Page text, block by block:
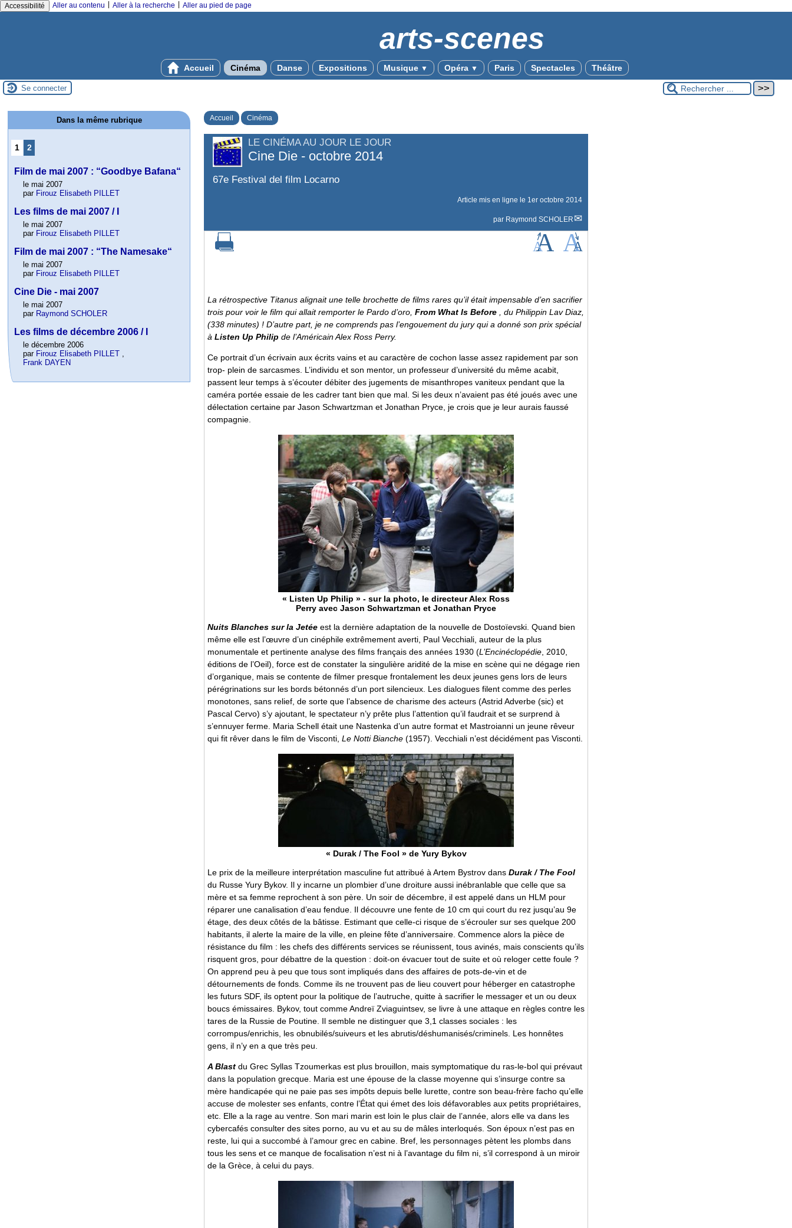
Accessibilité Aller au contenu Aller à la recherche Aller au pied de page
arts-scenes
Accueil Cinéma Danse Expositions Musique ▼ Opéra ▼ Paris Spectacles Théâtre
Se connecter
Accueil Cinéma
LE CINÉMA AU JOUR LE JOUR
Cine Die - octobre 2014
67e Festival del film Locarno
Article mis en ligne le 1er octobre 2014
par Raymond SCHOLER
La rétrospective Titanus alignait une telle brochette de films rares qu’il était impensable d’en sacrifier
trois pour voir le film qui allait remporter le Pardo d’oro, From What Is Before
, du Philippin Lav Diaz,
(338 minutes) ! D’autre part, je ne comprends pas l’engouement du jury qui a donné son prix spécial
à Listen Up Philip de l’Américain Alex Ross Perry.
Ce portrait d’un écrivain aux écrits vains et au caractère de cochon lasse assez rapidement par son
trop- plein de sarcasmes. L’individu et son mentor, un professeur d’université du même acabit,
passent leur temps à s’écouter débiter des jugements de misanthropes vaniteux pendant que la
caméra portée essaie de les cadrer tant bien que mal. Si les deux n’avaient pas été joués avec une
délectation certaine par Jason Schwartzman et Jonathan Pryce, je crois que je leur aurais faussé
compagnie.
« Listen Up Philip » - sur la photo, le directeur Alex Ross
Perry avec Jason Schwartzman et Jonathan Pryce
Nuits Blanches sur la Jetée est la dernière adaptation de la nouvelle de Dostoïevski. Quand bien
même elle est l’œuvre d’un cinéphile extrêmement averti, Paul Vecchiali, auteur de la plus
monumentale et pertinente analyse des films français des années 1930 (L’Encinéclopédie , 2010,
éditions de l’Oeil), force est de constater la singulière aridité de la mise en scène qui ne dégage rien
d’organique, mais se contente de filmer presque frontalement les deux jeunes gens lors de leurs
pérégrinations sur les bords bétonnés d’un port silencieux. Les dialogues filent comme des perles
monotones, sans relief, de sorte que l’absence de charisme des acteurs (Astrid Adverbe (sic) et
Pascal Cervo) s’y ajoutant, le spectateur n’y prête plus l’attention qu’il faudrait et se surprend à
s’ennuyer ferme. Maria Schell était une Nastenka d’un autre format et Mastroianni un jeune rêveur
qui fit rêver dans le film de Visconti, Le Notti Bianche (1957). Vecchiali n’est décidément pas Visconti.
« Durak / The Fool » de Yury Bykov
Le prix de la meilleure interprétation masculine fut attribué à Artem Bystrov dans Durak / The Fool
du Russe Yury Bykov. Il y incarne un plombier d’une droiture aussi inébranlable que celle que sa
mère et sa femme reprochent à son père. Un soir de décembre, il est appelé dans un HLM pour
réparer une canalisation d’eau fendue. Il découvre une fente de 10 cm qui court du rez jusqu’au 9e
étage, des deux côtés de la bâtisse. Estimant que celle-ci risque de s’écrouler sur ses quelque 200
habitants, il alerte la maire de la ville, en pleine fête d’anniversaire. Commence alors la pièce de
résistance du film : les chefs des différents services se réunissent, tous avinés, mais conscients qu’ils
risquent gros, pour débattre de la question : doit-on évacuer tout de suite et où reloger cette foule ?
On apprend peu à peu que tous sont impliqués dans des affaires de pots-de-vin et de
détournements de fonds. Comme ils ne trouvent pas de lieu couvert pour héberger en catastrophe
les futurs SDF, ils optent pour la politique de l’autruche, quitte à sacrifier le messager et un ou deux
boucs émissaires. Bykov, tout comme Andreï Zviaguintsev, se livre à une attaque en règles contre les
tares de la Russie de Poutine. Il semble ne distinguer que 3,1 classes sociales : les
corrompus/enrichis, les obnubilés/suiveurs et les abrutis/déshumanisés/criminels. Les honnêtes
gens, il n’y en a que très peu.
A Blast du Grec Syllas Tzoumerkas est plus brouillon, mais symptomatique du ras-le-bol qui prévaut
dans la population grecque. Maria est une épouse de la classe moyenne qui s’insurge contre sa
mère handicapée qui ne paie pas ses impôts depuis belle lurette, contre son beau-frère facho qu’elle
accuse de molester ses enfants, contre l’État qui émet des lois défavorables aux petits propriétaires,
etc. Elle a la rage au ventre. Son mari marin est loin le plus clair de l’année, alors elle va dans les
cybercafés consulter des sites porno, au vu et au su de mâles interloqués. Son époux n’est pas en
reste, lui qui a succombé à l’amour grec en cabine. Bref, les personnages pètent les plombs dans
tous les sens et ce manque de focalisation n’est ni à l’avantage du film ni, s’il correspond à un miroir
de la Grèce, à celui du pays.
Dans la même rubrique
1 2
Film de mai 2007 : “Goodbye Bafana“
le mai 2007
par Firouz Elisabeth PILLET
Les films de mai 2007 / I
le mai 2007
par Firouz Elisabeth PILLET
Film de mai 2007 : “The Namesake“
le mai 2007
par Firouz Elisabeth PILLET
Cine Die - mai 2007
le mai 2007
par Raymond SCHOLER
Les films de décembre 2006 / I
le décembre 2006
par Firouz Elisabeth PILLET ,
Frank DAYEN